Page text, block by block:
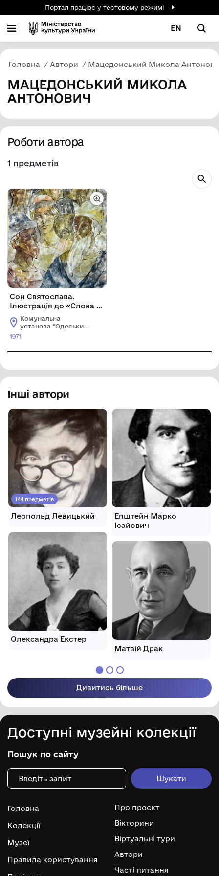
Портал працює у тестовому режимі
EN
Головна Автори Мацедонський Микола
МАЦЕДОНСЬКИЙ МИКОЛА
АНТОНОВИЧ
Роботи автора
1 предметів
Сон Святослава.
Ілюстрація до «Слова о
полку Ігоревім»
Комунальна
установа "Одеський
національний
1971
Інші автори
144 предметів
Леопольд Левицький
Олександра Екстер
Епштейн Марко
Ісайович
Матвій Драк
Дивитись більше
Доступні музейні колекції
Пошук по сайту
Головна
Колекції
Музеї
Правила користування
Про проєкт
Вікторини
Віртуальні тури
Автори
Часті питання